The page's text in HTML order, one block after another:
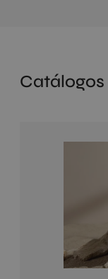
Catálogos